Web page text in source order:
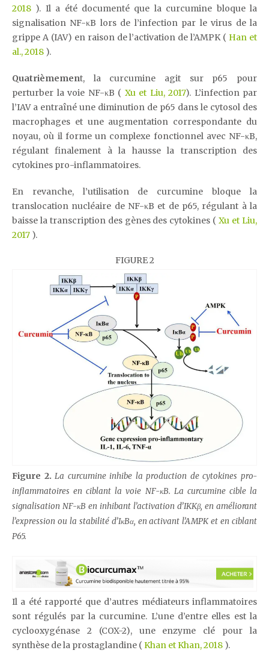
2018 ). Il a été documenté que la curcumine bloque la
signalisation NF-κB lors de l’infection par le virus de la
grippe A (IAV) en raison de l’activation de l’AMPK ( Han et
al., 2018 ).
Quatrièmement, la curcumine agit sur p65 pour
perturber la voie NF-κB ( Xu et Liu, 2017). L’infection par
l’IAV a entraîné une diminution de p65 dans le cytosol des
macrophages et une augmentation correspondante du
noyau, où il forme un complexe fonctionnel avec NF-κB,
régulant finalement à la hausse la transcription des
cytokines pro-inflammatoires.
En revanche, l’utilisation de curcumine bloque la
translocation nucléaire de NF-κB et de p65, régulant à la
baisse la transcription des gènes des cytokines (Xu et Liu,
2017 ).
FIGURE 2
Figure 2. La curcumine inhibe la production de cytokines pro-
inflammatoires en ciblant la voie NF-κB. La curcumine cible la
signalisation NF-κB en inhibant l’activation d’IKKβ, en améliorant
l’expression ou la stabilité d’IκBα, en activant l’AMPK et en ciblant
P65.
Il a été rapporté que d’autres médiateurs inflammatoires
sont régulés par la curcumine. L’une d’entre elles est la
cyclooxygénase 2 (COX-2), une enzyme clé pour la
synthèse de la prostaglandine ( Khan et Khan, 2018 ).